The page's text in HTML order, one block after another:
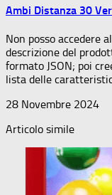
Ambi Distanza 30
Non posso accedere
descrizione del
formato JSON; poi
lista delle
28 Novembre 2024
Articolo simile